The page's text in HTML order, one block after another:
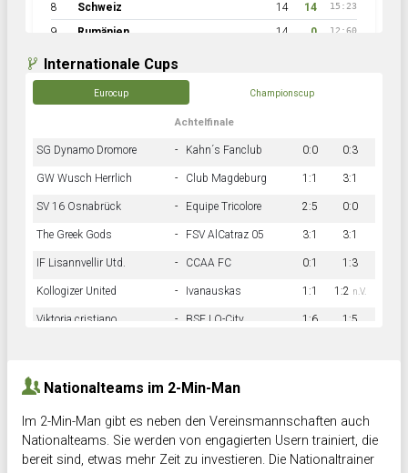
8 Schweiz 14 14 15:23
9 Rumänien 14 0 12:60
Internationale Cups
Eurocup Championscup
Achtelfinale
SG Dynamo Dromore - Kahn´s Fanclub 0:0 0:3
GW Wusch Herrlich - Club Magdeburg 1:1 3:1
SV 16 Osnabrück - Equipe Tricolore 2:5 0:0
The Greek Gods - FSV AlCatraz 05 3:1 3:1
IF Lisannvellir Utd. - CCAA FC 0:1 1:3
Kollogizer United - Ivanauskas 1:1 1:2 n.V.
Viktoria cristiano - BSF LO-City 1:6 1:5
Nationalteams im 2-Min-Man
Im 2-Min-Man gibt es neben den Vereinsmannschaften auch
Nationalteams. Sie werden von engagierten Usern trainiert, die
bereit sind, etwas mehr Zeit zu investieren. Die Nationaltrainer